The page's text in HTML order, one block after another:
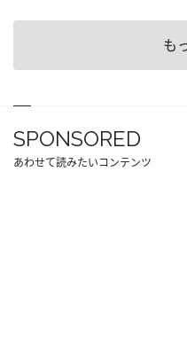
も
SPONSORED
あわせて読みたいコンテンツ